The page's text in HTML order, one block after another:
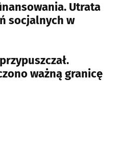
Utrata
socjalnych w
ważną granicę